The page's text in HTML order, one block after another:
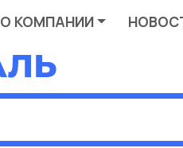
О КОМПАНИИ